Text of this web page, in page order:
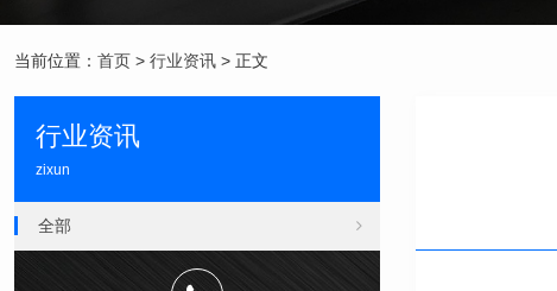
当前位置： 首页 > 行业资讯 > 正文
行业资讯
zixun
全部